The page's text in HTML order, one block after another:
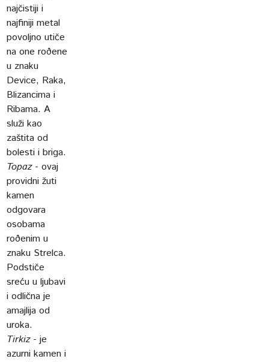
najčistiji i
najfiniji metal
povoljno utiče
na one roðene
u znaku
Device, Raka,
Blizancima i
Ribama. A
služi kao
zaštita od
bolesti i briga.
Topaz- ovaj
providni žuti
kamen
odgovara
osobama
roðenim u
znaku Strelca.
Podstiče
sreću u ljubavi
i odlična je
amajlija od
uroka.
Tirkiz- je
azurni kamen i